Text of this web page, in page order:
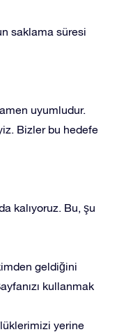
saklama süresi
uyumludur.
Bizler bu hedefe
kalıyoruz. Bu, şu
geldiğini
kullanmak
yerine